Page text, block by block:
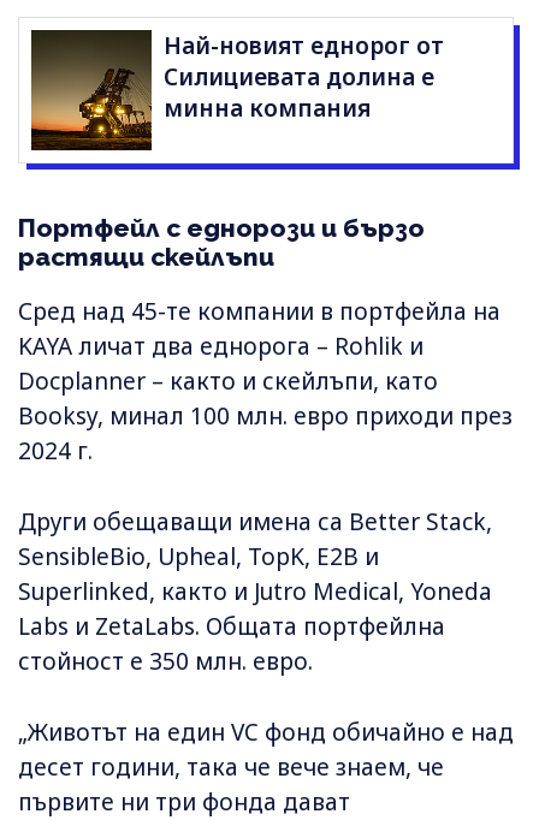
Най-новият еднорог от
Силициевата долина е
минна компания
Портфейл с еднорози и бързо
растящи скейлъпи
Сред над 45-те компании в портфейла на
KAYA личат два еднорога – Rohlik и
Docplanner – както и скейлъпи, като
Booksy, минал 100 млн. евро приходи през
2024 г.
Други обещаващи имена са Better Stack,
SensibleBio, Upheal, TopK, E2B и
Superlinked, както и Jutro Medical, Yoneda
Labs и ZetaLabs. Общата портфейлна
стойност е 350 млн. евро.
„Животът на един VC фонд обичайно е над
десет години, така че вече знаем, че
първите ни три фонда дават